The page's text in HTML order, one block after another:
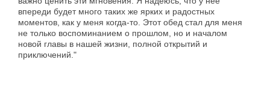
впереди будет много таких же ярких и радостных
моментов, как у меня когда-то. Этот обед стал для меня
не только воспоминанием о прошлом, но и началом
новой главы в нашей жизни, полной открытий и
приключений."